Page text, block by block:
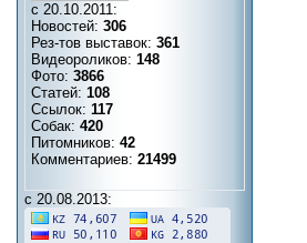
с 20.10.2011:
Новостей: 306
Рез-тов выставок: 361
Видеороликов: 148
Фото: 3866
Статей: 108
Ссылок: 117
Собак: 420
Питомников: 42
Комментариев: 21499
с 20.08.2013: